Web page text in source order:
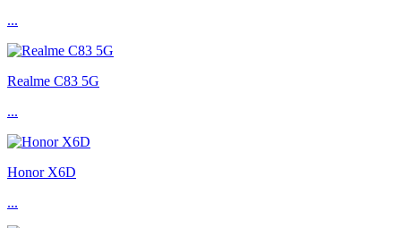
...
Realme C83 5G
...
Honor X6D
...